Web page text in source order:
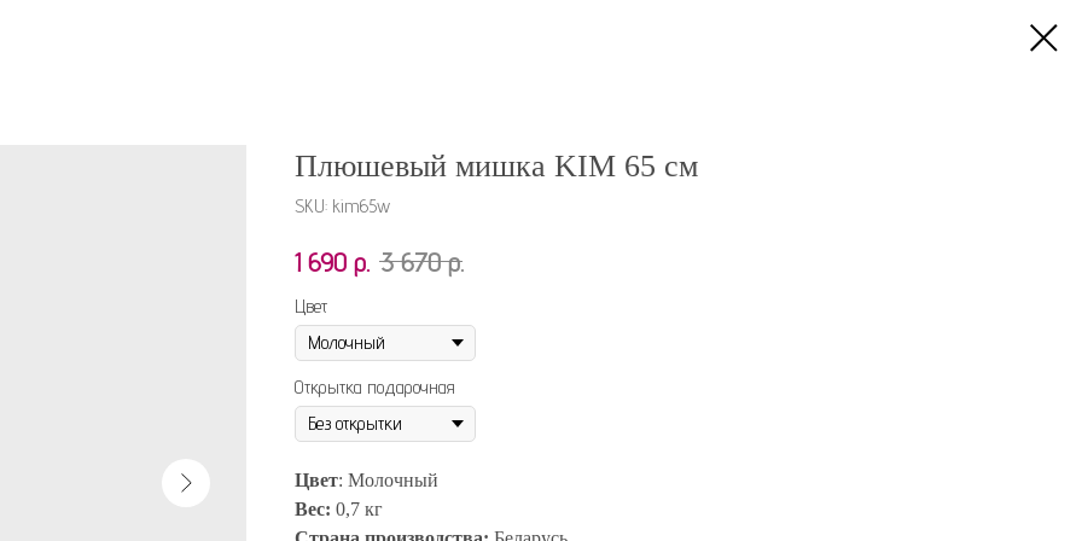
Плюшевый мишка KIM 65 см
SKU: kim65w
1 690 р. 3 670 р.
Цвет
Открытка подарочная
Цвет: Молочный
Вес: 0,7 кг